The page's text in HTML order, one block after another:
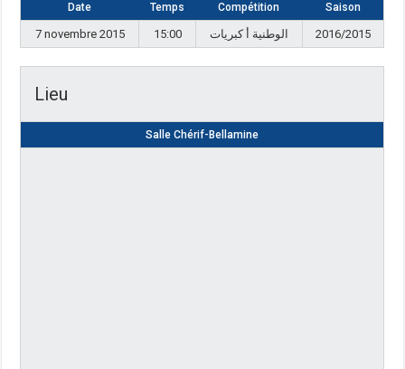
Date Temps Compétition Saison
7 novembre 2015 15:00 الوطنية أ كبريات 2016/2015
Lieu
Salle Chérif-Bellamine